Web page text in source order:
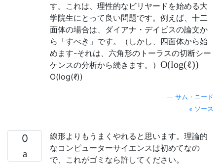
す。これは、理性的なビリヤードを始める大
学院生にとって良い問題です。例えば、十二
面体の場合は、ダイアナ・デイビスの論文か
ら「すべき」です。（しかし、四面体から始
めます-それは、六角形のトーラスの切断シー
ケンスの分析から続きます。） O(log(ℓ))
O(log(ℓ))
サム・ニード
ソース
0
線形よりもうまくやれると思います。理論的
なコンピューターサイエンスは初めてなの
で、これがゴミなら許してください。